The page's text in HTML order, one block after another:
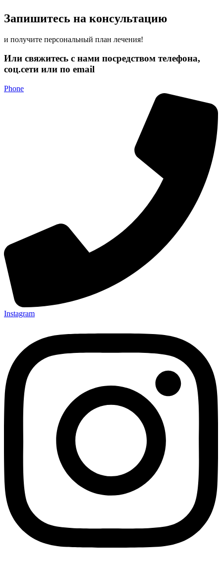
Запишитесь на консультацию
и получите персональный план лечения!
Или свяжитесь с нами посредством телефона,
соц.сети или по email
Phone
Instagram